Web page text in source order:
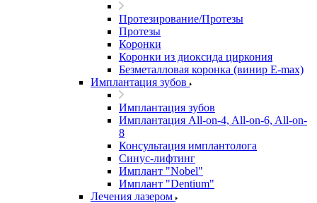
Протезирование/Протезы
Протезы
Коронки
Коронки из диоксида циркония
Безметалловая коронка (винир E-max)
Имплантация зубов
Имплантация зубов
Имплантация All-on-4, All-on-6, All-on-
8
Консультация имплантолога
Синус-лифтинг
Имплант "Nobel"
Имплант "Dentium"
Лечения лазером